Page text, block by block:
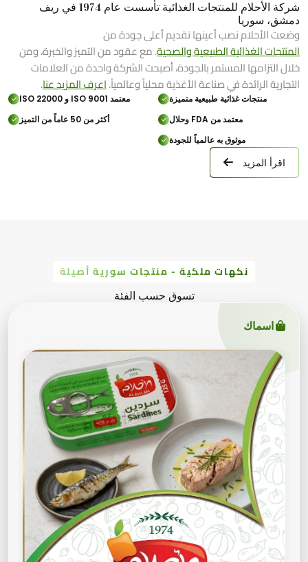
شركة الأحلام للمنتجات الغذائية تأسست عام 1974 في ريف
دمشق، سوريا
وضعت الأحلام نصب أعينها تقديم أعلى جودة من
المنتجات الغذائية الطبيعية والصحية. مع عقود من التميز والخبرة، ومن
خلال التزامها المستمر بالجودة، أصبحت الشركة واحدة من العلامات
التجارية الرائدة في صناعة الأغذية محلياً وعالمياً.اعرف المزيد عنا.
منتجات غذائية طبيعية متميزة
معتمد ISO 9001 و ISO 22000
معتمد من FDA وحلال
أكثر من 50 عاماً من التميز
موثوق به عالمياً للجودة
اقرأ المزيد
نكهات ملكية - منتجات سورية أصيلة
تسوق حسب الفئة
اسماك